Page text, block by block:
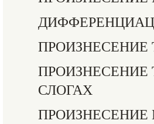
ПРОИЗНЕСЕНИЕ
ПРОИЗНЕСЕНИЕ
СЛОГАХ
ПРОИЗНЕСЕНИЕ